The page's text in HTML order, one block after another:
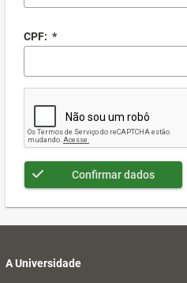
CPF: *
Confirmar dados
A Universidade